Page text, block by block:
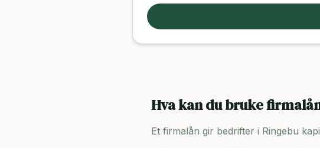
Hva kan du bruke
Et firmalån gir bedrifter i Ringebu